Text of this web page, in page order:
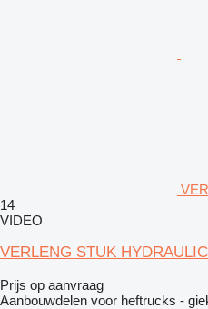
14
VIDEO
VERLENG STUK HYDRAULIC
Prijs op aanvraag
Aanbouwdelen voor heftrucks -